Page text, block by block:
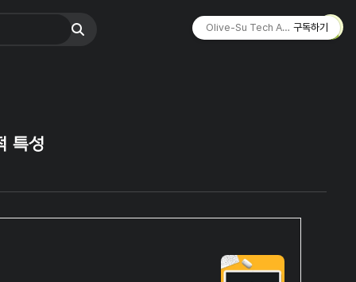
특성
Olive-Su Tech Archive ☄︎
구독하기